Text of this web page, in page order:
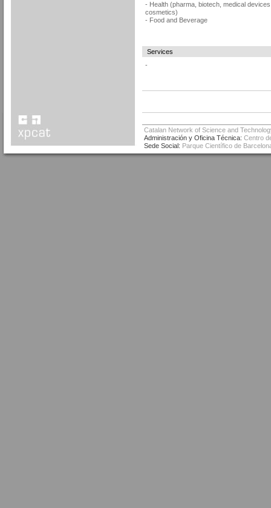
- Health (pharma, biotech, medical
cosmetics)
- Food and Beverage
Services
-
Catalan Network of Science and
Administración y Oficina Técnica: Centro
Sede Social: Parque Científico de